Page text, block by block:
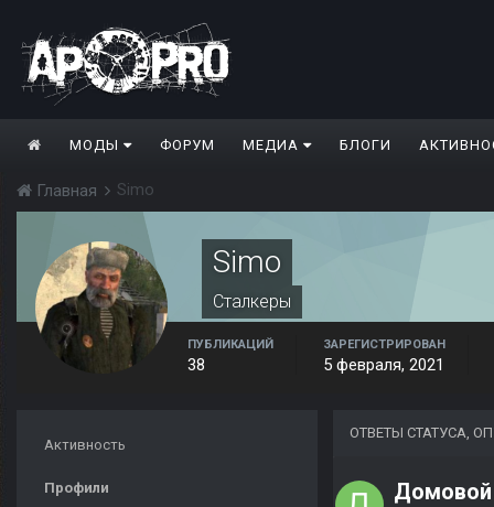
МОДЫ ФОРУМ МЕДИА БЛОГИ
Главная Simo
Simo
Сталкеры
ПУБЛИКАЦИЙ
38
ЗАРЕГИСТРИРОВАН
5 февраля, 2021
Активность
Профили
ОТВЕТЫ СТАТУСА,
Домовой